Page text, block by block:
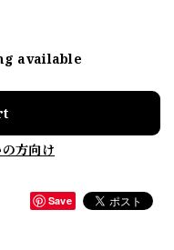
available
方向け
Save